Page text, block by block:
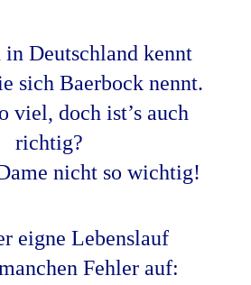
in Deutschland kennt
sich Baerbock nennt.
viel, doch ist’s auch
richtig?
nicht so wichtig!
eigne Lebenslauf
Fehler auf: